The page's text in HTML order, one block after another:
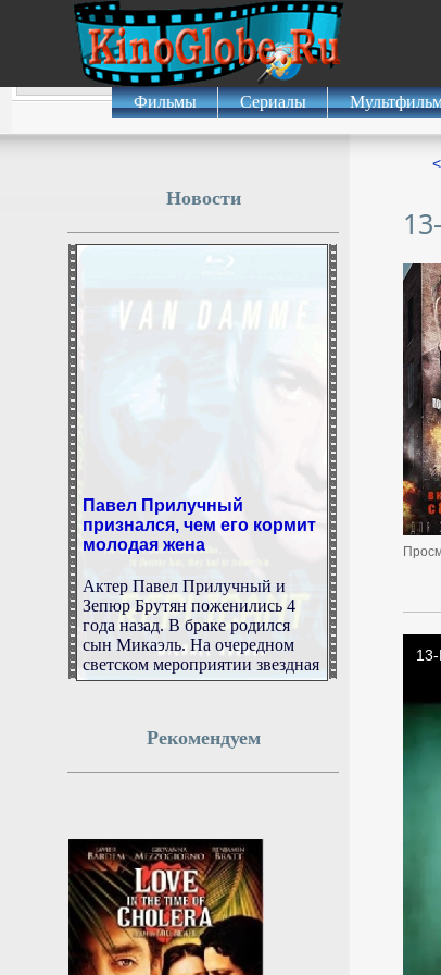
Фильмы Сериалы
Новости
признался, чем его кормит
молодая жена
Зепюр Брутян поженились 4
года назад. В браке родился
сын Микаэль. На очередном
светском мероприятии звездная
пара поделилась секретами
кормит мужа супруга Зепюр, и
какую еду они в целом
предпочитают. Как
Брутян на видео.
7 августа 2026г.
19:50:11
Многодетная мать из
Рекомендуем